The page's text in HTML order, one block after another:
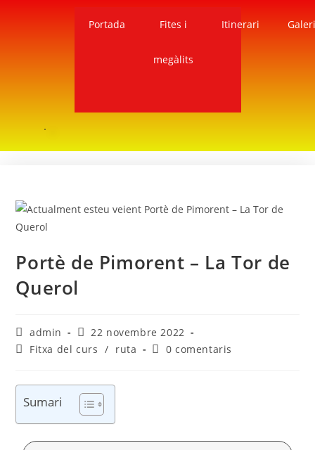
Portada Fites i
megàlits
Itinerari
Portè de Pimorent – La Tor de
Querol
admin
22 novembre 2022
Fitxa del curs / ruta 0 comentaris
Sumari